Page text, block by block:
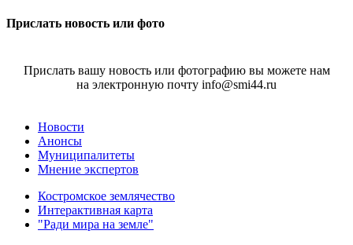
Прислать новость или фото
Прислать вашу новость или фотографию вы можете нам
на электронную почту info@smi44.ru
Новости
Анонсы
Муниципалитеты
Мнение экспертов
Костромское землячество
Интерактивная карта
"Ради мира на земле"